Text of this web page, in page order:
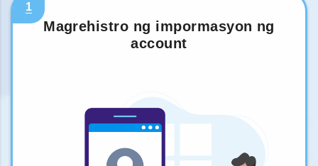
1
Magrehistro ng impormasyon ng
account